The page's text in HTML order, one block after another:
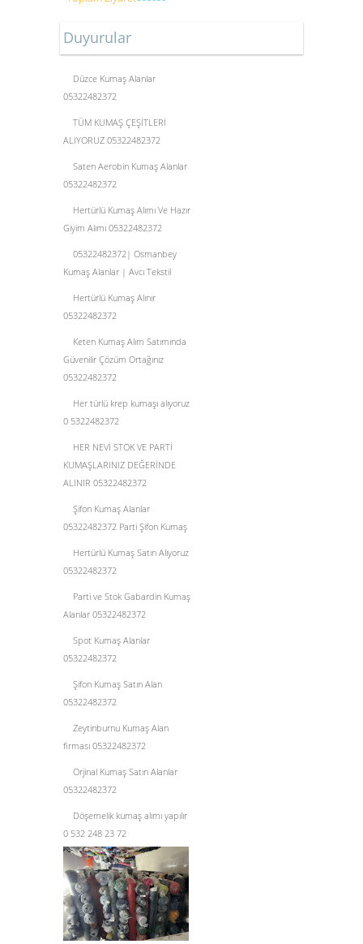
Duyurular
Düzce Kumaş Alanlar
05322482372
TÜM KUMAŞ ÇEŞİTLERİ
ALIYORUZ 05322482372
Saten Aerobin Kumaş Alanlar
05322482372
Hertürlü Kumaş Alımı Ve Hazır
Giyim Alımı 05322482372
05322482372| Osmanbey
Kumaş Alanlar | Avcı Tekstil
Hertürlü Kumaş Alınır
05322482372
Keten Kumaş Alım Satımında
Güvenilir Çözüm Ortağınız
05322482372
Her türlü krep kumaşı alıyoruz
0 5322482372
HER NEVİ STOK VE PARTİ
KUMAŞLARINIZ DEĞERİNDE
ALINIR 05322482372
Şifon Kumaş Alanlar
05322482372 Parti Şifon Kumaş
Hertürlü Kumaş Satın Alıyoruz
05322482372
Parti ve Stok Gabardin Kumaş
Alanlar 05322482372
Spot Kumaş Alanlar
05322482372
Şifon Kumaş Satın Alan
05322482372
Zeytinburnu Kumaş Alan
firması 05322482372
Orjinal Kumaş Satın Alanlar
05322482372
Döşemelik kumaş alımı yapılır
0 532 248 23 72